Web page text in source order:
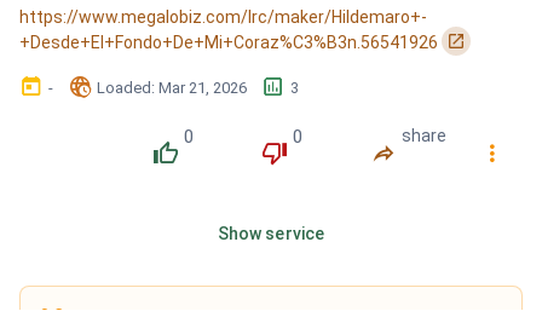
dulce amargo cuando sé / Lo que siento cuando tú te vas /
ESPACIO / T...
https://www.megalobiz.com/lrc/maker/Hildemaro+-
+Desde+El+Fondo+De+Mi+Coraz%C3%B3n.56541926
󰏌
󰃶 - 󱉊 Loaded: Mar 21, 2026 󱕎 3
󰔔
0
󰔒
0
󰤲
share
󰇙
Show service